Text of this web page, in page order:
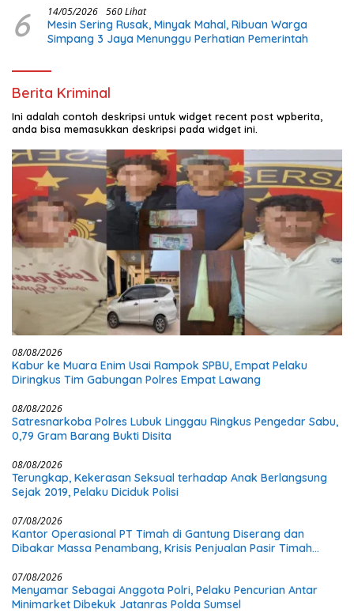
6 14/05/2026 560 Lihat
Mesin Sering Rusak, Minyak Mahal, Ribuan Warga
Simpang 3 Jaya Menunggu Perhatian Pemerintah
Berita Kriminal
Ini adalah contoh deskripsi untuk widget recent post wpberita,
anda bisa memasukkan deskripsi pada widget ini.
08/08/2026
Kabur ke Muara Enim Usai Rampok SPBU, Empat Pelaku
Diringkus Tim Gabungan Polres Empat Lawang
08/08/2026
Satresnarkoba Polres Lubuk Linggau Ringkus Pengedar Sabu,
0,79 Gram Barang Bukti Disita
08/08/2026
Terungkap, Kekerasan Seksual terhadap Anak Berlangsung
Sejak 2019, Pelaku Diciduk Polisi
07/08/2026
Kantor Operasional PT Timah di Gantung Diserang dan
Dibakar Massa Penambang, Krisis Penjualan Pasir Timah
07/08/2026
Menyamar Sebagai Anggota Polri, Pelaku Pencurian Antar
Minimarket Dibekuk Jatanras Polda Sumsel